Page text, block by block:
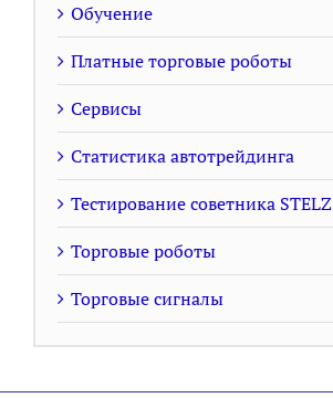
Обучение
Платные торговые роботы
Сервисы
Статистика автотрейдинга
Тестирование советника STELZ
Торговые роботы
Торговые сигналы